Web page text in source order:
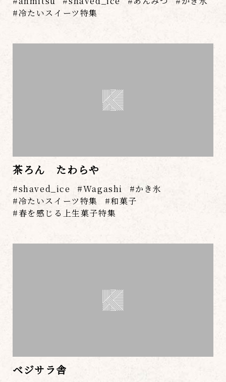
冷たいスイーツ特集
茶ろん たわらや
shaved_ice Wagashi
かき氷
冷たいスイーツ特集
和菓子
春を感じる上生菓子特集
ベジサラ舎